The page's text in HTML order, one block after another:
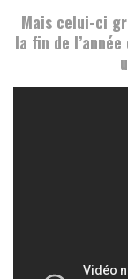
Mais celui-ci
la fin de